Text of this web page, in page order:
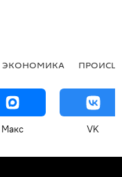
ЭКОНОМИКА
Макс VK